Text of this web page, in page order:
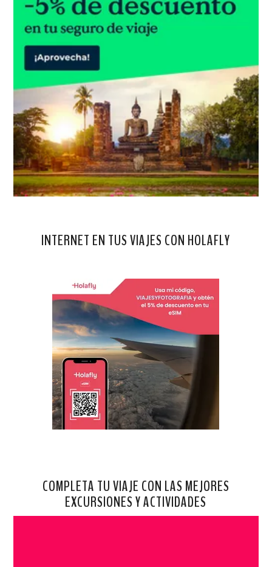
INTERNET EN TUS VIAJES CON HOLAFLY
COMPLETA TU VIAJE CON LAS MEJORES
EXCURSIONES Y ACTIVIDADES